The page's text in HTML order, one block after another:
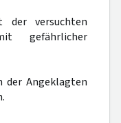
der versuchten
gefährlicher
der Angeklagten